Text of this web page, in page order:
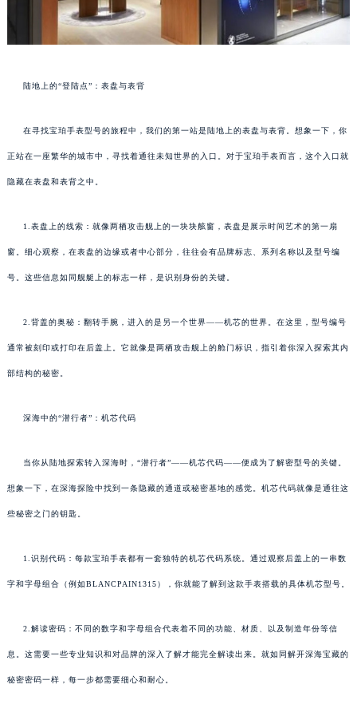
陆地上的“登陆点”：表盘与表背
在寻找宝珀手表型号的旅程中，我们的第一站是陆地上的表盘与表背。想象一下，你
正站在一座繁华的城市中，寻找着通往未知世界的入口。对于宝珀手表而言，这个入口就
隐藏在表盘和表背之中。
1.表盘上的线索：就像两栖攻击舰上的一块块舷窗，表盘是展示时间艺术的第一扇
窗。细心观察，在表盘的边缘或者中心部分，往往会有品牌标志、系列名称以及型号编
号。这些信息如同舰艇上的标志一样，是识别身份的关键。
2.背盖的奥秘：翻转手腕，进入的是另一个世界——机芯的世界。在这里，型号编号
通常被刻印或打印在后盖上。它就像是两栖攻击舰上的舱门标识，指引着你深入探索其内
部结构的秘密。
深海中的“潜行者”：机芯代码
当你从陆地探索转入深海时，“潜行者”——机芯代码——便成为了解密型号的关键。
想象一下，在深海探险中找到一条隐藏的通道或秘密基地的感觉。机芯代码就像是通往这
些秘密之门的钥匙。
1.识别代码：每款宝珀手表都有一套独特的机芯代码系统。通过观察后盖上的一串数
字和字母组合（例如BLANCPAIN1315），你就能了解到这款手表搭载的具体机芯型号。
2.解读密码：不同的数字和字母组合代表着不同的功能、材质、以及制造年份等信
息。这需要一些专业知识和对品牌的深入了解才能完全解读出来。就如同解开深海宝藏的
秘密密码一样，每一步都需要细心和耐心。